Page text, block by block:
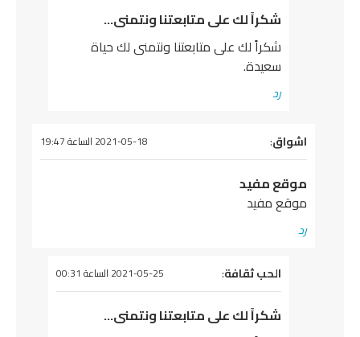
شكراً لك على متابعتنا ونتمنى…
شكراً لك على متابعتنا ونتمنى لك حياة
سعيدة.
رد
يقول
اشواق: 2021-05-18 الساعة 19:47
موقع مفيد
موقع مفيد
رد
يقول
الحب ثقافة: 2021-05-25 الساعة 00:31
شكراً لك على متابعتنا ونتمنى…